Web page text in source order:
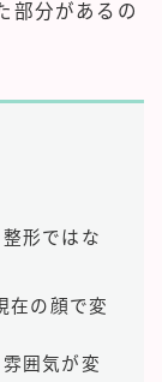
部分があるの
形ではな
在の顔で変
囲気が変